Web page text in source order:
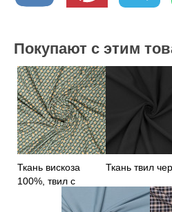
Покупают с этим
Ткань вискоза
100%, твил с
геометрическим
Ткань твил